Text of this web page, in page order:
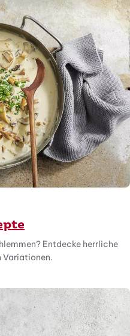
Entdecke herrliche
Variationen.